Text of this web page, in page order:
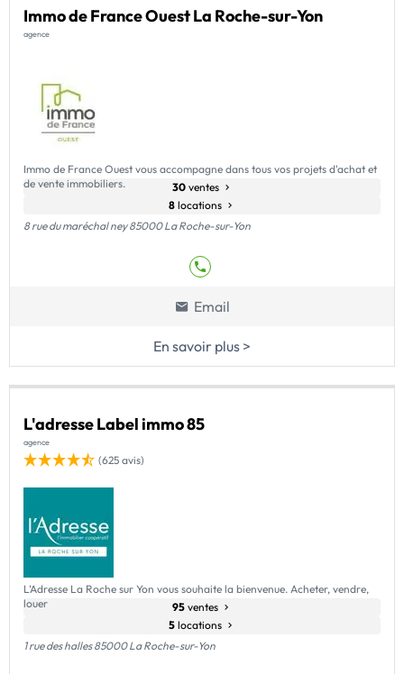
Immo de France Ouest La Roche-sur-Yon
agence
Immo de France Ouest vous accompagne dans tous vos projets d'achat et
de vente immobiliers.
30ventes
8 locations
8 rue du maréchal ney 85000 La Roche-sur-Yon
Email
En savoir plus >
L'adresse Label immo 85
agence
(625 avis)
L’Adresse La Roche sur Yon vous souhaite la bienvenue. Acheter, vendre,
louer
95 ventes
5 locations
1 rue des halles 85000 La Roche-sur-Yon